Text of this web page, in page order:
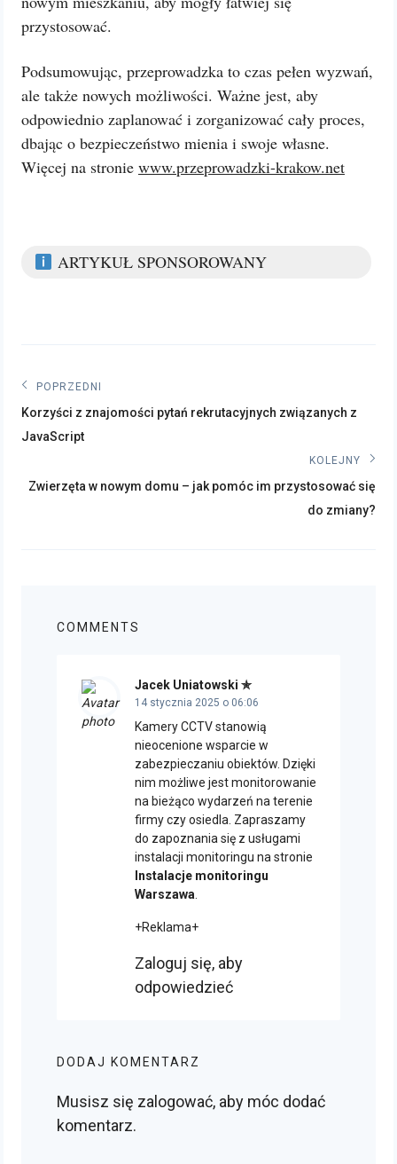
przystosować.
Podsumowując, przeprowadzka to czas pełen wyzwań,
ale także nowych możliwości. Ważne jest, aby
odpowiednio zaplanować i zorganizować cały proces,
dbając o bezpieczeństwo mienia i swoje własne.
Więcej na stronie www.przeprowadzki-krakow.net
ARTYKUŁ SPONSOROWANY
Nawigacja
wpisu
POPRZEDNI
Poprzedni
post:
Korzyści z znajomości pytań rekrutacyjnych związanych z
JavaScript
KOLEJNY
Kolejny
Zwierzęta w nowym domu – jak pomóc im przystosować się
do zmiany?
COMMENTS
Jacek Uniatowski
14 stycznia 2025 o 06:06
Kamery CCTV stanowią
nieocenione wsparcie w
zabezpieczaniu obiektów. Dzięki
nim możliwe jest monitorowanie
na bieżąco wydarzeń na terenie
firmy czy osiedla. Zapraszamy
do zapoznania się z usługami
instalacji monitoringu na stronie
Instalacje monitoringu
Warszawa
+Reklama+
Zaloguj się, aby
odpowiedzieć
DODAJ KOMENTARZ
Musisz się zalogować, aby móc dodać
komentarz.